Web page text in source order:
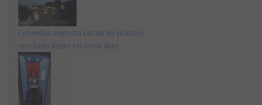
Colombia exporta casas de plástico
reciclado listas en cinco días